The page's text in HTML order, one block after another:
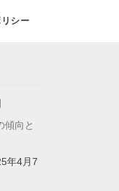
シー
傾向と
年4月7